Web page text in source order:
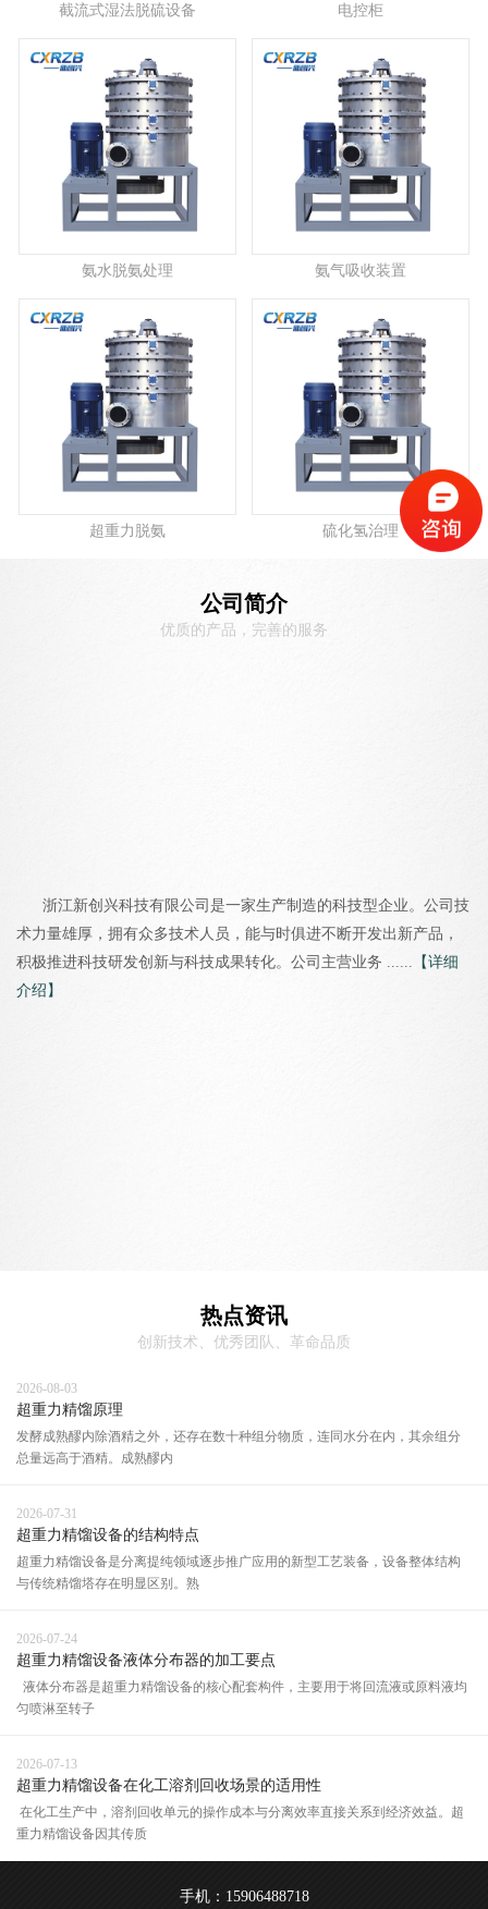
截流式湿法脱硫设备 电控柜
氨水脱氨处理 氨气吸收装置
超重力脱氨 硫化氢治理
公司简介
优质的产品，完善的服务
浙江新创兴科技有限公司是一家生产制造的科技型企业。公司技
术力量雄厚，拥有众多技术人员，能与时俱进不断开发出新产品，
积极推进科技研发创新与科技成果转化。公司主营业务 ...... 【详细
介绍】
热点资讯
创新技术、优秀团队、革命品质
2026-08-03
超重力精馏原理
发酵成熟醪内除酒精之外，还存在数十种组分物质，连同水分在内，其余组分
总量远高于酒精。成熟醪内
2026-07-31
超重力精馏设备的结构特点
超重力精馏设备是分离提纯领域逐步推广应用的新型工艺装备，设备整体结构
与传统精馏塔存在明显区别。熟
2026-07-24
超重力精馏设备液体分布器的加工要点
液体分布器是超重力精馏设备的核心配套构件，主要用于将回流液或原料液均
匀喷淋至转子
2026-07-13
超重力精馏设备在化工溶剂回收场景的适用性
在化工生产中，溶剂回收单元的操作成本与分离效率直接关系到经济效益。超
重力精馏设备因其传质
手机：15906488718